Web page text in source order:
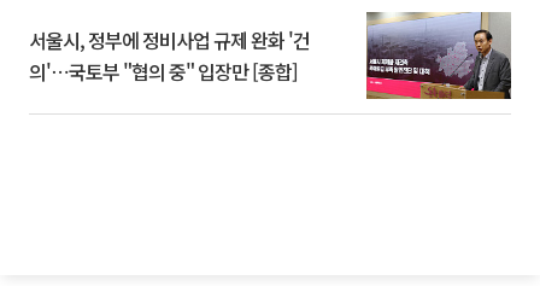
서울시, 정부에 정비사업 규제 완화 '건
의'⋯국토부 "협의 중" 입장만 [종합]